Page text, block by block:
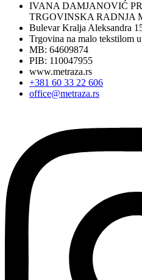
IVANA DAMJANOVIĆ PR
TRGOVINSKA RADNJA
Bulevar Kralja Aleksandra
Trgovina na malo tekstilom
MB: 64609874
PIB: 110047955
www.metraza.rs
+381 60 33 22 606
office@metraza.rs